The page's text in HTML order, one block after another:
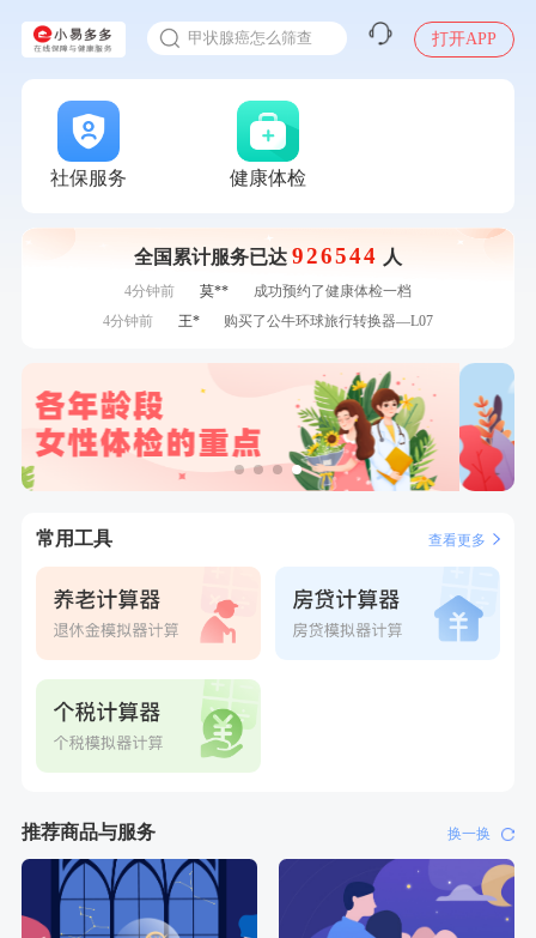
甲状腺癌怎么筛查
打开APP
社保服务 健康体检
全国累计服务已达 926544 人
7分钟前 潘*
购买了美的1.5L电热水壶HJ1522
刚刚
林**
购买了宁安堡新疆无核红枣干150g*2
刚刚
林**
购买了宁安堡新疆无核红枣干150g*2
成功预约了精英体检套餐
成功预约了精英体检套餐
1分钟前
成功预约了标准套餐（男）
2分钟前
李**
成功预约了白领女士体检套餐
4分钟前
莫**
成功预约了健康体检一档
4分钟前
王*
购买了公牛环球旅行转换器—L07
成功预约了关怀老人B套餐
7分钟前
成功预约了脑血管系统套餐
7分钟前
潘*
购买了美的1.5L电热水壶HJ1522
林**
购买了宁安堡新疆无核红枣干150g*2
常用工具 查看更多
推荐商品与服务 换一换